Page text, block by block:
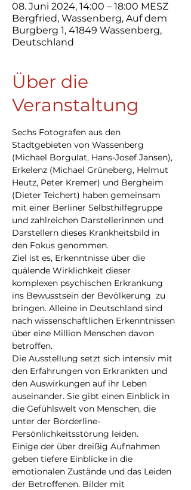
08. Juni 2024, 14:00 – 18:00 MESZ
Bergfried, Wassenberg, Auf dem
Burgberg 1, 41849 Wassenberg,
Deutschland
Über die
Veranstaltung
Sechs Fotografen aus den
Stadtgebieten von Wassenberg
(Michael Borgulat, Hans-Josef Jansen),
Erkelenz (Michael Grüneberg, Helmut
Heutz, Peter Kremer) und Bergheim
(Dieter Teichert) haben gemeinsam
mit einer Berliner Selbsthilfegruppe
und zahlreichen Darstellerinnen und
Darstellern dieses Krankheitsbild in
den Fokus genommen.
Ziel ist es, Erkenntnisse über die
quälende Wirklichkeit dieser
komplexen psychischen Erkrankung
ins Bewusstsein der Bevölkerung  zu
bringen. Alleine in Deutschland sind
nach wissenschaftlichen Erkenntnissen
über eine Million Menschen davon
betroffen.
Die Ausstellung setzt sich intensiv mit
den Erfahrungen von Erkrankten und
den Auswirkungen auf ihr Leben
auseinander. Sie gibt einen Einblick in
die Gefühlswelt von Menschen, die
unter der Borderline-
Persönlichkeitsstörung leiden.
Einige der über dreißig Aufnahmen
geben tiefere Einblicke in die
emotionalen Zustände und das Leiden
der Betroffenen. Bilder mit